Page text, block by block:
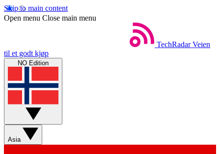
Skip to main content
Open menu Close main menu
TechRadar Veien
til et godt kjøp
NO Edition
Asia